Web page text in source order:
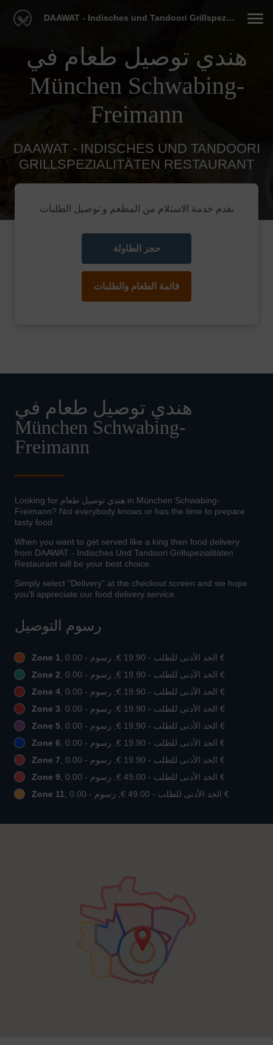
DAAWAT - Indisches und Tandoori Grillspezialitäten Restaurant
هندي توصيل طعام في
München Schwabing-
Freimann
DAAWAT - INDISCHES UND TANDOORI
GRILLSPEZIALITÄTEN RESTAURANT
نقدم خدمة الاستلام من المطعم و توصيل الطلبات
حجز الطاولة
قائمة الطعام والطلبات
هندي توصيل طعام في
München Schwabing-
Freimann
Looking for هندي توصيل طعام in München Schwabing-
Freimann? Not everybody knows or has the time to prepare
tasty food.
When you want to get served like a king then food delivery
from DAAWAT - Indisches Und Tandoori Grillspezialitäten
Restaurant will be your best choice.
Simply select "Delivery" at the checkout screen and we hope
you'll appreciate our food delivery service.
رسوم التوصيل
Zone 1
, الحد الأدنى للطلب - ‏19.90 €, رسوم - ‏0.00 €
Zone 2
, الحد الأدنى للطلب - ‏19.90 €, رسوم - ‏0.00 €
Zone 4
, الحد الأدنى للطلب - ‏19.90 €, رسوم - ‏0.00 €
Zone 3
, الحد الأدنى للطلب - ‏19.90 €, رسوم - ‏0.00 €
Zone 5
, الحد الأدنى للطلب - ‏19.90 €, رسوم - ‏0.00 €
Zone 6
, الحد الأدنى للطلب - ‏19.90 €, رسوم - ‏0.00 €
Zone 7
, الحد الأدنى للطلب - ‏19.90 €, رسوم - ‏0.00 €
Zone 9
, الحد الأدنى للطلب - ‏49.00 €, رسوم - ‏0.00 €
Zone 11
, الحد الأدنى للطلب - ‏49.00 €, رسوم - ‏0.00 €